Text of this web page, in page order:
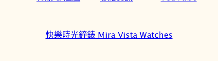
快樂時光鐘錶 Mira Vista Watches